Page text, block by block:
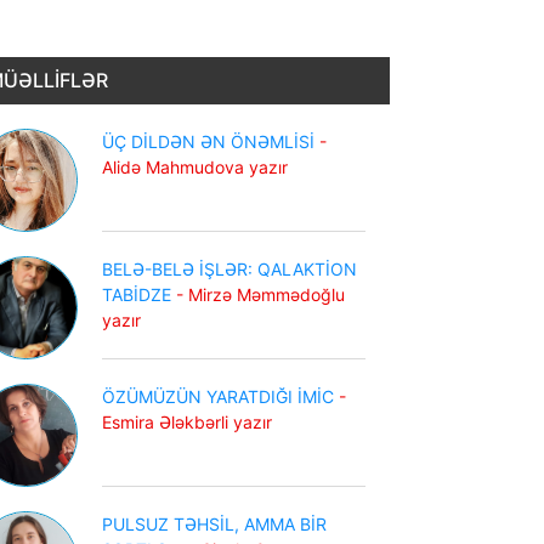
ÜÇ DİLDƏN ƏN ÖNƏMLİSİ -
Alidə Mahmudova yazır
BELƏ-BELƏ İŞLƏR: QALAKTİON
TABİDZE - Mirzə Məmmədoğlu
yazır
ÖZÜMÜZÜN YARATDIĞI İMİC -
Esmira Ələkbərli yazır
PULSUZ TƏHSİL, AMMA BİR